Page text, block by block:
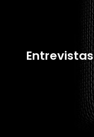
Entrevistas